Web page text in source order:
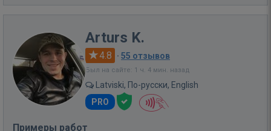
Arturs K.
4.8 · 55 отзывов
Был на сайте: 1 ч. 4 мин. назад
Latviski, По-русски, English
PRO
Примеры работ